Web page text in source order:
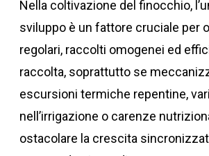
Nella coltivazione del finocchio,
sviluppo è un fattore cruciale per
regolari, raccolti omogenei ed
raccolta, soprattutto se
escursioni termiche repentine,
nell’irrigazione o carenze
ostacolare la crescita